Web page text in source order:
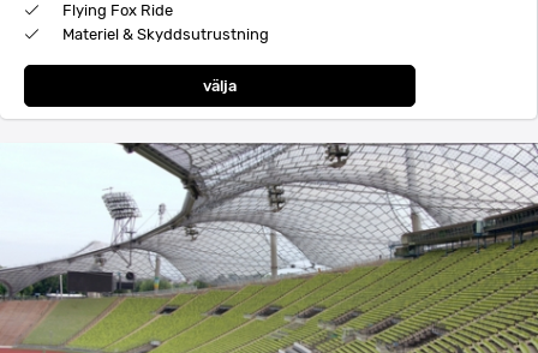
Flying Fox Ride
Materiel & Skyddsutrustning
välja